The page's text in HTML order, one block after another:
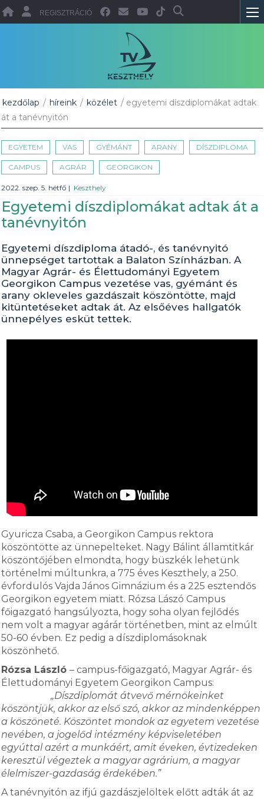
REGISZTRÁCIÓ
kezdőlap / híreink / közélet / egyetemi díszdiplomákat adtak
át a tanévnyitón
EGYETEM VAS GYÉMÁNT ARANY DÍSZDIPLOMA
CAMPUS AGRÁR GEORGIKON
2022. szep. 5. hétfő | Keszthely
Egyetemi díszdiplomákat adtak át a
tanévnyitón
Egyetemi díszdiploma átadó-, és tanévnyitó
ünnepséget tartottak a Balaton Színházban. A
Magyar Agrár- és Élettudományi Egyetem
Georgikon Campus vezetése vas, gyémánt és
arany okleveles gazdászait köszöntötte, majd
kitüntetéseket adtak át. Az elsőéves hallgatók
ünnepélyes esküt tettek.
Gyuricza Csaba, a Georgikon Campus rektora
köszöntötte az ünnepelteket. Nagy Bálint államtitkár
köszöntőjében elmondta, hogy büszkék lehetünk
történelmi múltunkra, a 775 éves Keszthely, a 250.
évfordulós Vajda János Gimnázium és a 225 esztendős
Georgikon egyetem miatt. Rózsa Lászó Campus
főigazgató hangsúlyozta, hogy soha olyan fejlődés
nem volt a magyar agárár történetben, mint az elmúlt
50-60 évben. Ez pedig a díszdiplomásoknak
köszönhető.
Rózsa László– campus-főigazgató, Magyar Agrár- és
Élettudományi Egyetem Georgikon Campus:
„Díszdiplomát átvevő mérnökeinket
köszöntjük, akkor az első szó, akkor az mindenképpen
a köszöneté. Köszöntet mondok az egyetem vezetése
nevében, a jogelőd intézmény képviseletében
egyúttal azért a munkáért, amit éveken, évtizedeken
keresztül végeztek a magyar agrárium, a magyar
élelmiszer-gazdaság érdekében.”
A tanévnyitón az ifjú gazdászjelöltek előtt adták át az